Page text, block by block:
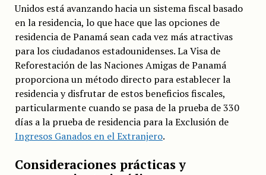
Unidos está avanzando hacia un sistema fiscal basado
en la residencia, lo que hace que las opciones de
residencia de Panamá sean cada vez más atractivas
para los ciudadanos estadounidenses. La Visa de
Reforestación de las Naciones Amigas de Panamá
proporciona un método directo para establecer la
residencia y disfrutar de estos beneficios fiscales,
particularmente cuando se pasa de la prueba de 330
días a la prueba de residencia para la Exclusión de
Ingresos Ganados en el Extranjero.
Consideraciones prácticas y